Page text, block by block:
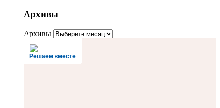
Архивы
Архивы
Решаем вместе